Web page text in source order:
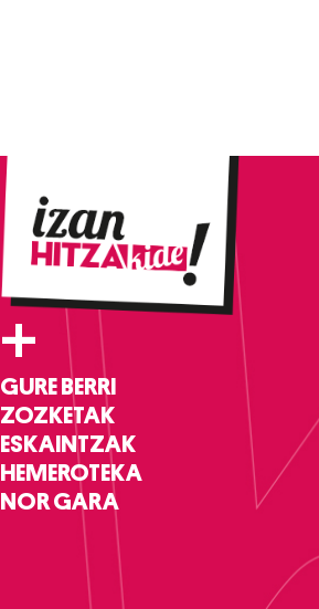
+
GURE BERRI
ZOZKETAK
ESKAINTZAK
HEMEROTEKA
NOR GARA